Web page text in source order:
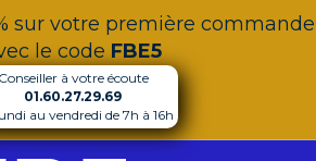
sur votre première commande
le code FBE5
Conseiller à votre écoute
01.60.27.29.69
au vendredi de 7h à 16h